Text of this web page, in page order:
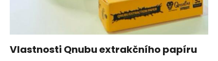
Vlastnosti Qnubu extrakčního papíru